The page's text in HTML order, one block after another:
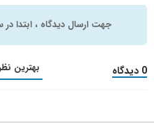
جهت ارسال دیدگاه ، ابتدا
0 دیدگاه بهترین